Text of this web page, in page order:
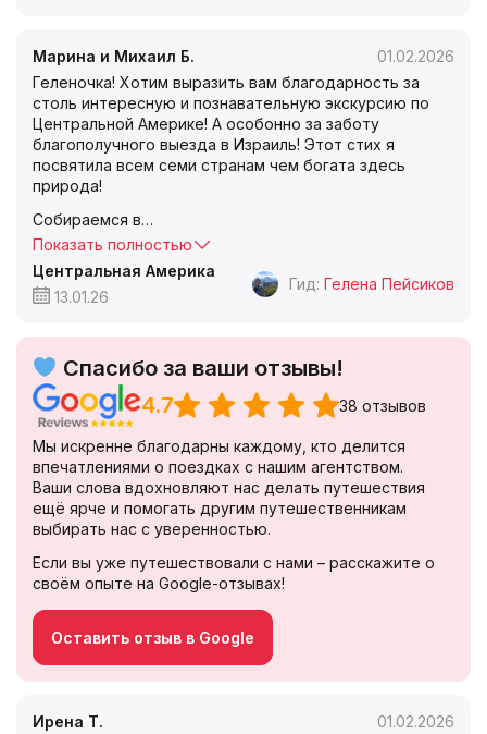
Марина и Михаил Б.
01.02.2026
Геленочка! Хотим выразить вам благодарность за
столь интересную и познавательную экскурсию по
Центральной Америке! А особонно за заботу
благополучного выезда в Израиль! Этот стих я
посвятила всем семи странам чем богата здесь
природа!
Собираемся в…
Показать полностью
Центральная Америка
13.01.26
Гид: Гелена Пейсиков
Спасибо за ваши отзывы!
4.7
38 отзывов
Мы искренне благодарны каждому, кто делится
впечатлениями о поездках с нашим агентством.
Ваши слова вдохновляют нас делать путешествия
ещё ярче и помогать другим путешественникам
выбирать нас с уверенностью.
Если вы уже путешествовали с нами – расскажите о
своём опыте на Google-отзывах!
Оставить отзыв в Google
Ирена Т.
01.02.2026